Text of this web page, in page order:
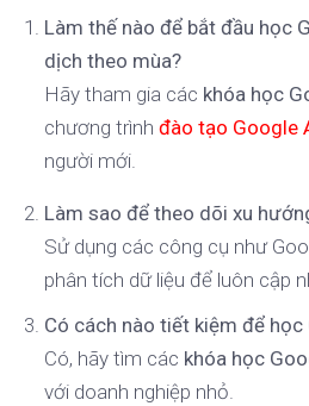
Làm thế nào để bắt đầu học
dịch theo mùa?
Hãy tham gia các khóa học
chương trìnhđào tạo Google
người mới.
Làm sao để theo dõi xu
Sử dụng các công cụ như
phân tích dữ liệu để luôn cập
Có cách nào tiết kiệm để
Có, hãy tìm các khóa học
với doanh nghiệp nhỏ.